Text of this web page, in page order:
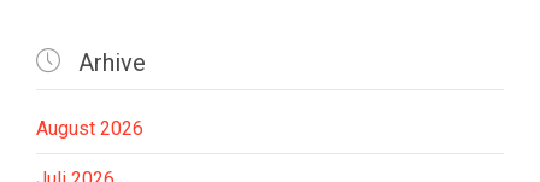
 Arhive
August 2026